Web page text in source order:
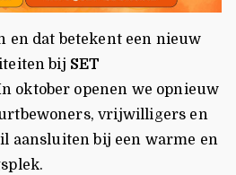
en dat betekent een nieuw
bij SET
oktober openen we opnieuw
vrijwilligers en
aansluiten bij een warme en